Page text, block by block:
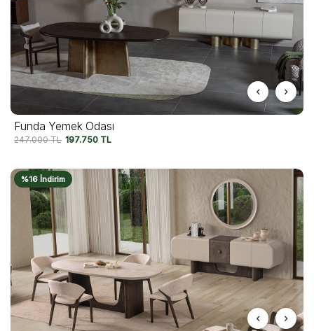
Funda Yemek Odası
247.000TL 197.750 TL
%16 İndirim